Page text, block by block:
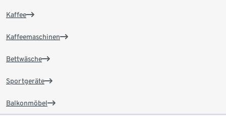
Kaffee
Kaffeemaschinen
Bettwäsche
Sportgeräte
Balkonmöbel